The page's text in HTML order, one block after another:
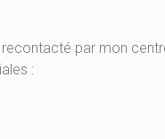
mon centre Rapid Pare-Brise pour recevoir
: